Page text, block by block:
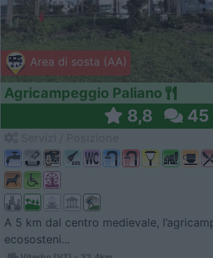
Area di sosta (AA)
Agricampeggio Paliano
8,8 45
A 5 km dal centro medievale,
ecososteni...